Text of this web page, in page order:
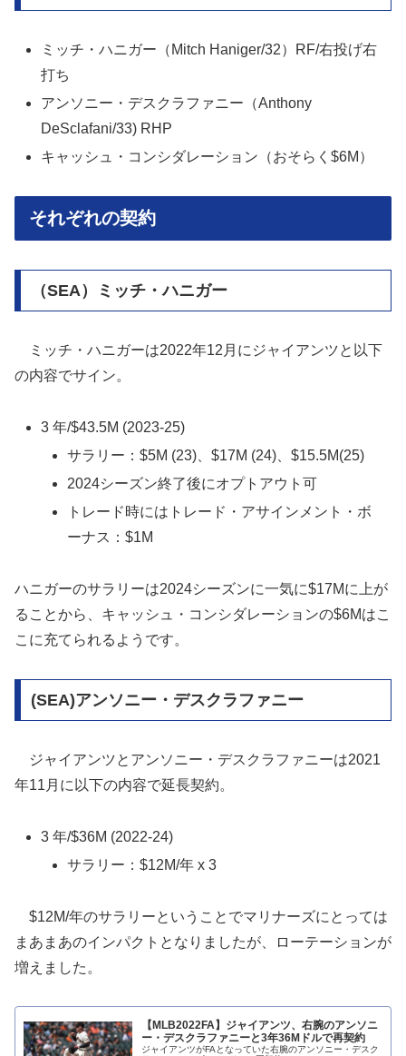
ミッチ・ハニガー（Mitch Haniger/32）RF/右投げ右
打ち
アンソニー・デスクラファニー（Anthony
DeSclafani/33) RHP
キャッシュ・コンシダレーション（おそらく$6M）
それぞれの契約
（SEA）ミッチ・ハニガー
ミッチ・ハニガーは2022年12月にジャイアンツと以下
の内容でサイン。
3 年/$43.5M (2023-25)
サラリー：$5M (23)、$17M (24)、$15.5M(25)
2024シーズン終了後にオプトアウト可
トレード時にはトレード・アサインメント・ボ
ーナス：$1M
ハニガーのサラリーは2024シーズンに一気に$17Mに上が
ることから、キャッシュ・コンシダレーションの$6Mはこ
こに充てられるようです。
(SEA)アンソニー・デスクラファニー
ジャイアンツとアンソニー・デスクラファニーは2021
年11月に以下の内容で延長契約。
3 年/$36M (2022-24)
サラリー：$12M/年 x 3
$12M/年のサラリーということでマリナーズにとっては
まあまあのインパクトとなりましたが、ローテーションが
増えました。
【MLB2022FA】ジャイアンツ、右腕のアンソニ
ー・デスクラファニーと3年36Mドルで再契約
ジャイアンツがFAとなっていた右腕のアンソニー・デスク